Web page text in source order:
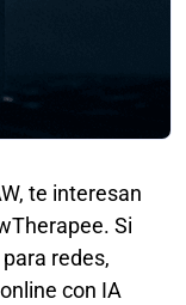
te interesan
Si
redes,
con IA